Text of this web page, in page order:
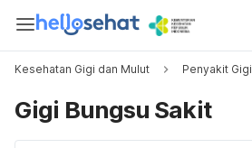
Kesehatan Gigi dan Mulut Penyakit Gigi
Gigi Bungsu Sakit